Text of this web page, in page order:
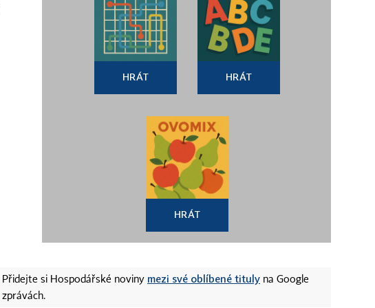
HRÁT HRÁT
HRÁT
Přidejte si Hospodářské noviny mezi své oblíbené tituly na Google
zprávách.